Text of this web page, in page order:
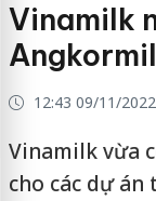
Vinamilk
12:43 09/11/2022
Vinamilk vừa
cho các dự án